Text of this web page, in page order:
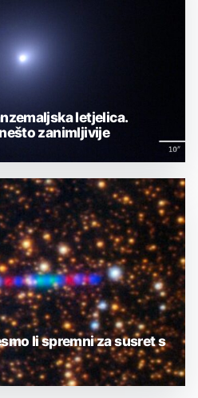
letjelica.
zanimljivije
li spremni za susret s